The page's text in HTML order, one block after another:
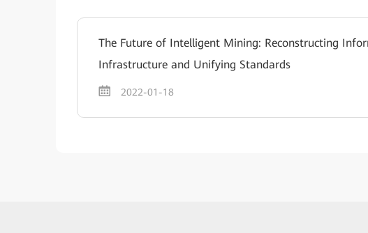
The Future of Intelligent Mining: Reconstructing
Infrastructure and Unifying Standards
2022-01-18